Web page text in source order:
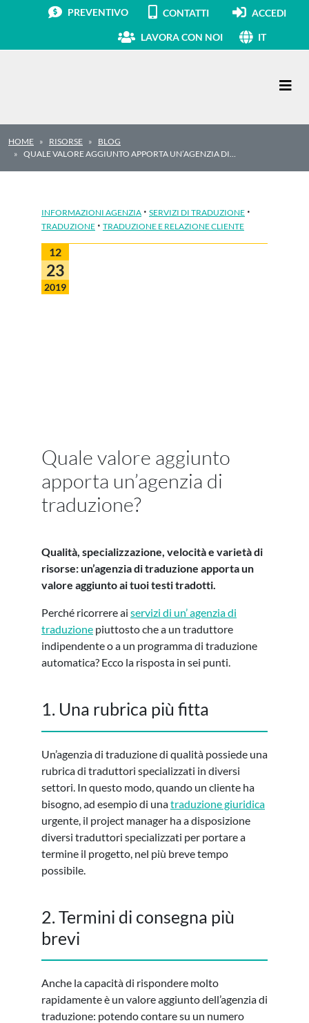
PREVENTIVO CONTATTI ACCEDI
LAVORA CON NOI IT
HOME RISORSE
BLOG
QUALE VALORE AGGIUNTO APPORTA UN’AGENZIA DI…
INFORMAZIONI AGENZIA · SERVIZI DI TRADUZIONE ·
TRADUZIONE · TRADUZIONE E RELAZIONE CLIENTE
12
23
2019
Quale valore aggiunto
apporta un’agenzia di
traduzione?
Qualità, specializzazione, velocità e varietà di
risorse: un’agenzia di traduzione apporta un
valore aggiunto ai tuoi testi tradotti.
Perché ricorrere ai servizi di un’ agenzia di
traduzione piuttosto che a un traduttore
indipendente o a un programma di traduzione
automatica? Ecco la risposta in sei punti.
1. Una rubrica più fitta
Un’agenzia di traduzione di qualità possiede una
rubrica di traduttori specializzati in diversi
settori. In questo modo, quando un cliente ha
bisogno, ad esempio di unatraduzione giuridica
urgente, il project manager ha a disposizione
diversi traduttori specializzati per portare a
termine il progetto, nel più breve tempo
possibile.
2. Termini di consegna più
brevi
Anche la capacità di rispondere molto
rapidamente è un valore aggiunto dell’agenzia di
traduzione: potendo contare su un numero